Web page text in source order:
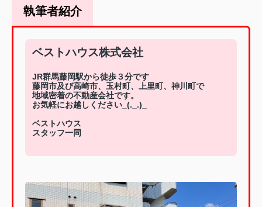
執筆者紹介
ベストハウス株式会社
JR群馬藤岡駅から徒歩３分です
藤岡市及び高崎市、玉村町、上里町、神川町で
地域密着の不動産会社です。
お気軽にお越しください_(._.)_
ベストハウス
スタッフ一同